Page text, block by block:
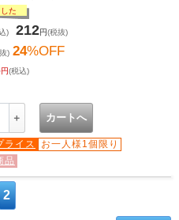
た
) 212円(税抜)
) 24%OFF
円(税込)
＋ カートへ
ライス
お一人様1個限り
品
2